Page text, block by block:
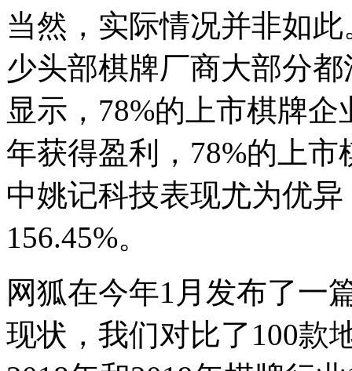
当然，实际情况并非如
少头部棋牌厂商大部分
显示，78%的上市棋牌
年获得盈利，78%的上
中姚记科技表现尤为优
156.45%。
网狐在今年1月发布了
现状，我们对比了100款